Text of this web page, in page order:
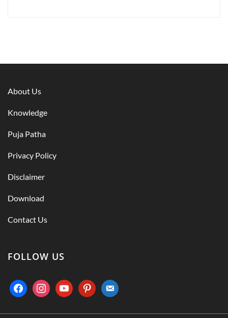
About Us
Knowledge
Puja Patha
Privacy Policy
Disclaimer
Download
Contact Us
FOLLOW US
facebookinstagramyoutubepinterestemail-